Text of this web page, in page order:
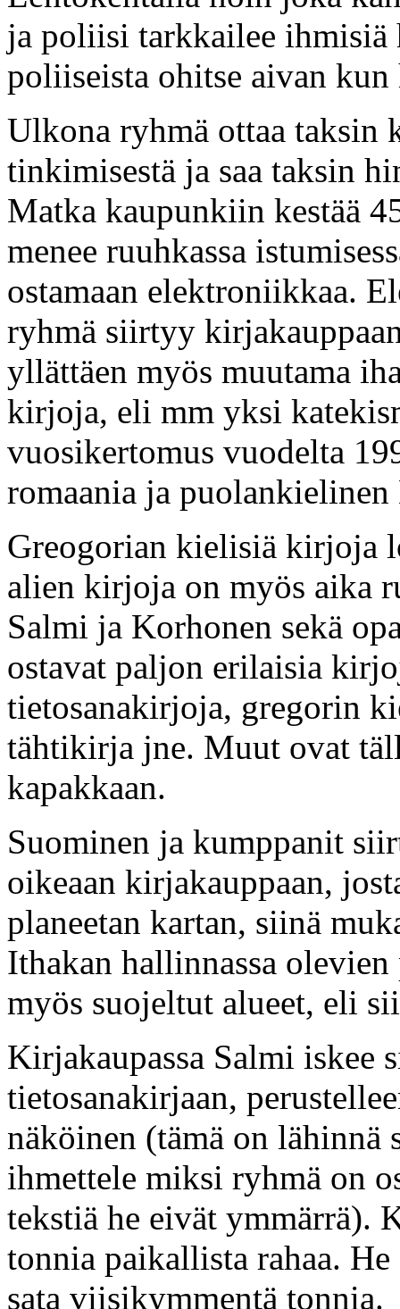
ja poliisi tarkkailee ihmisiä
poliiseista ohitse aivan
Ulkona ryhmä ottaa taksin
tinkimisestä ja saa taksin
Matka kaupunkiin kestää
menee ruuhkassa
ostamaan elektroniikkaa.
ryhmä siirtyy
yllättäen myös muutama
kirjoja, eli mm yksi
vuosikertomus vuodelta
romaania ja
Greogorian kielisiä kirjoja
alien kirjoja on myös aika
Salmi ja Korhonen sekä
ostavat paljon erilaisia
tietosanakirjoja, gregorin
tähtikirja jne. Muut ovat
kapakkaan.
Suominen ja kumppanit
oikeaan kirjakauppaan,
planeetan kartan, siinä
Ithakan hallinnassa
myös suojeltut alueet, eli
Kirjakaupassa Salmi iskee
tietosanakirjaan,
näköinen (tämä on lähinnä
ihmettele miksi ryhmä on
tekstiä he eivät ymmärrä).
tonnia paikallista rahaa.
sata viisikymmentä tonnia.